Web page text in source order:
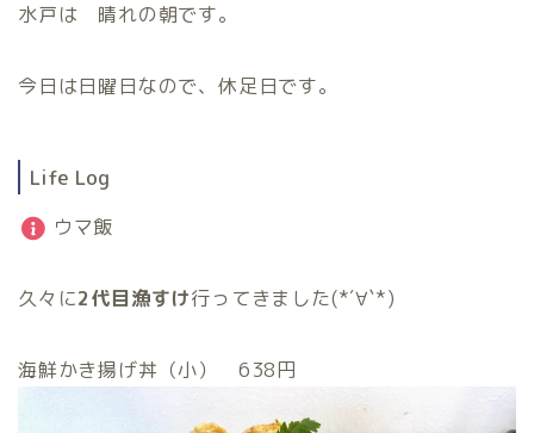
水戸は 晴れの朝です。
今日は日曜日なので、休足日です。
Life Log
ウマ飯
久々に2代目漁すけ行ってきました(*´∀`*)
海鮮かき揚げ丼（小） 638円